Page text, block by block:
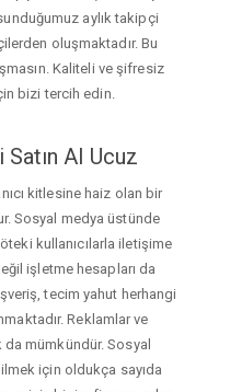
aylık takipçi
oluşmaktadır. Bu
Kaliteli ve şifresiz
bizi tercih edin.
Al Ucuz
kitlesine haiz olan bir
Sosyal medya üstünde
kullanıcılarla iletişime
işletme hesapları da
tecim yahut herhangi
Reklamlar ve
mümkündür. Sosyal
için oldukça sayıda